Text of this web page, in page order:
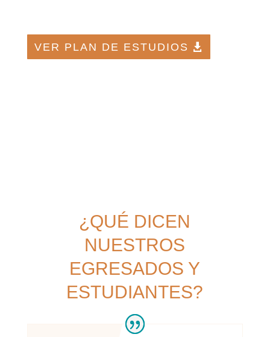
VER PLAN DE ESTUDIOS
¿QUÉ DICEN
NUESTROS
EGRESADOS Y
ESTUDIANTES?